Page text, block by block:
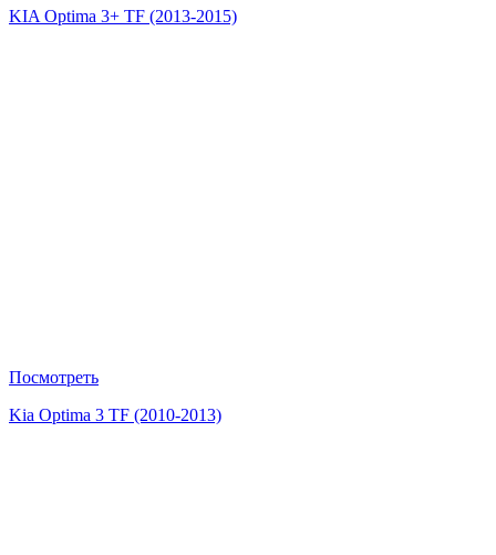
KIA Optima 3+ TF (2013-2015)
Посмотреть
Kia Optima 3 TF (2010-2013)